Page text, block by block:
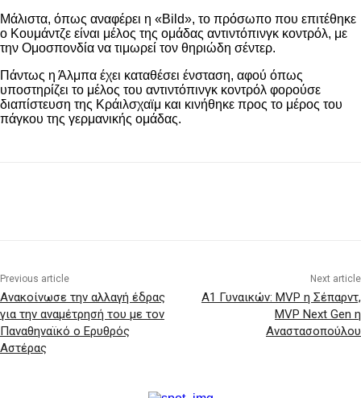
Μάλιστα, όπως αναφέρει η «Bild», το πρόσωπο που επιτέθηκε
ο Κουμάντζε είναι μέλος της ομάδας αντιντόπινγκ κοντρόλ, με
την Ομοσπονδία να τιμωρεί τον θηριώδη σέντερ.
Πάντως η Άλμπα έχει καταθέσει ένσταση, αφού όπως
υποστηρίζει το μέλος του αντιντόπινγκ κοντρόλ φορούσε
διαπίστευση της Κράιλσχαϊμ και κινήθηκε προς το μέρος του
πάγκου της γερμανικής ομάδας.
Previous article
Ανακοίνωσε την αλλαγή έδρας
για την αναμέτρησή του με τον
Παναθηναϊκό ο Ερυθρός
Αστέρας
Next article
A1 Γυναικών: ΜVP η Σέπαρντ,
MVP Next Gen η
Αναστασοπούλου